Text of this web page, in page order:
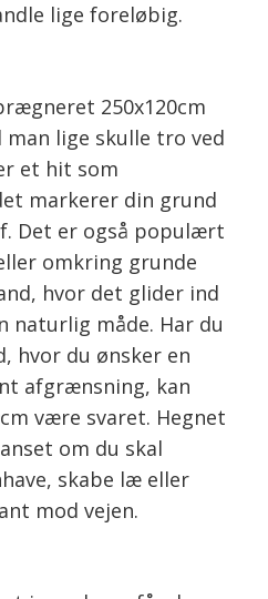
lige foreløbig.
250x120cm
lige skulle tro ved
et hit som
markerer din grund
Det er også populært
omkring grunde
hvor det glider ind
naturlig måde. Har du
hvor du ønsker en
afgrænsning, kan
være svaret. Hegnet
om du skal
skabe læ eller
mod vejen.